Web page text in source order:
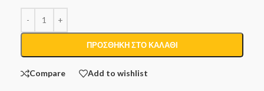
ΠΡΟΣΘΉΚΗ ΣΤΟ ΚΑΛΆΘΙ
Compare Add to wishlist